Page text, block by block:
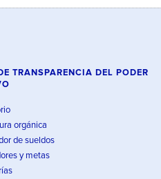
TRANSPARENCIA DEL PODER
orgánica
de sueldos
y metas